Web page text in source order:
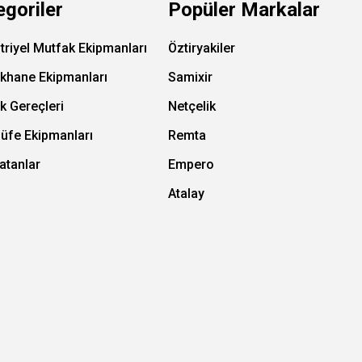
Mutfak Ekipmanları
Ekipmanları
Gereçleri
Ekipmanları
Popüler Markalar
Öztiryakiler
Samixir
Netçelik
Remta
Empero
Atalay